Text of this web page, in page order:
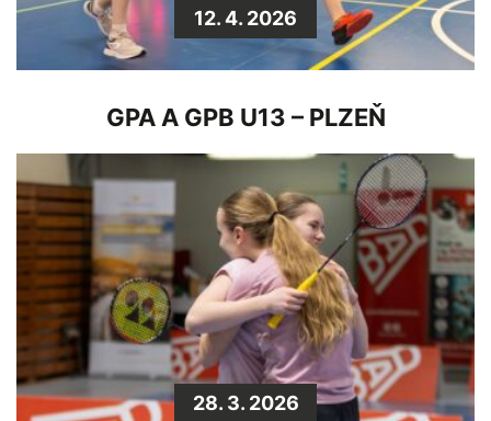
12. 4. 2026
GPA A GPB U13 – PLZEŇ
28. 3. 2026